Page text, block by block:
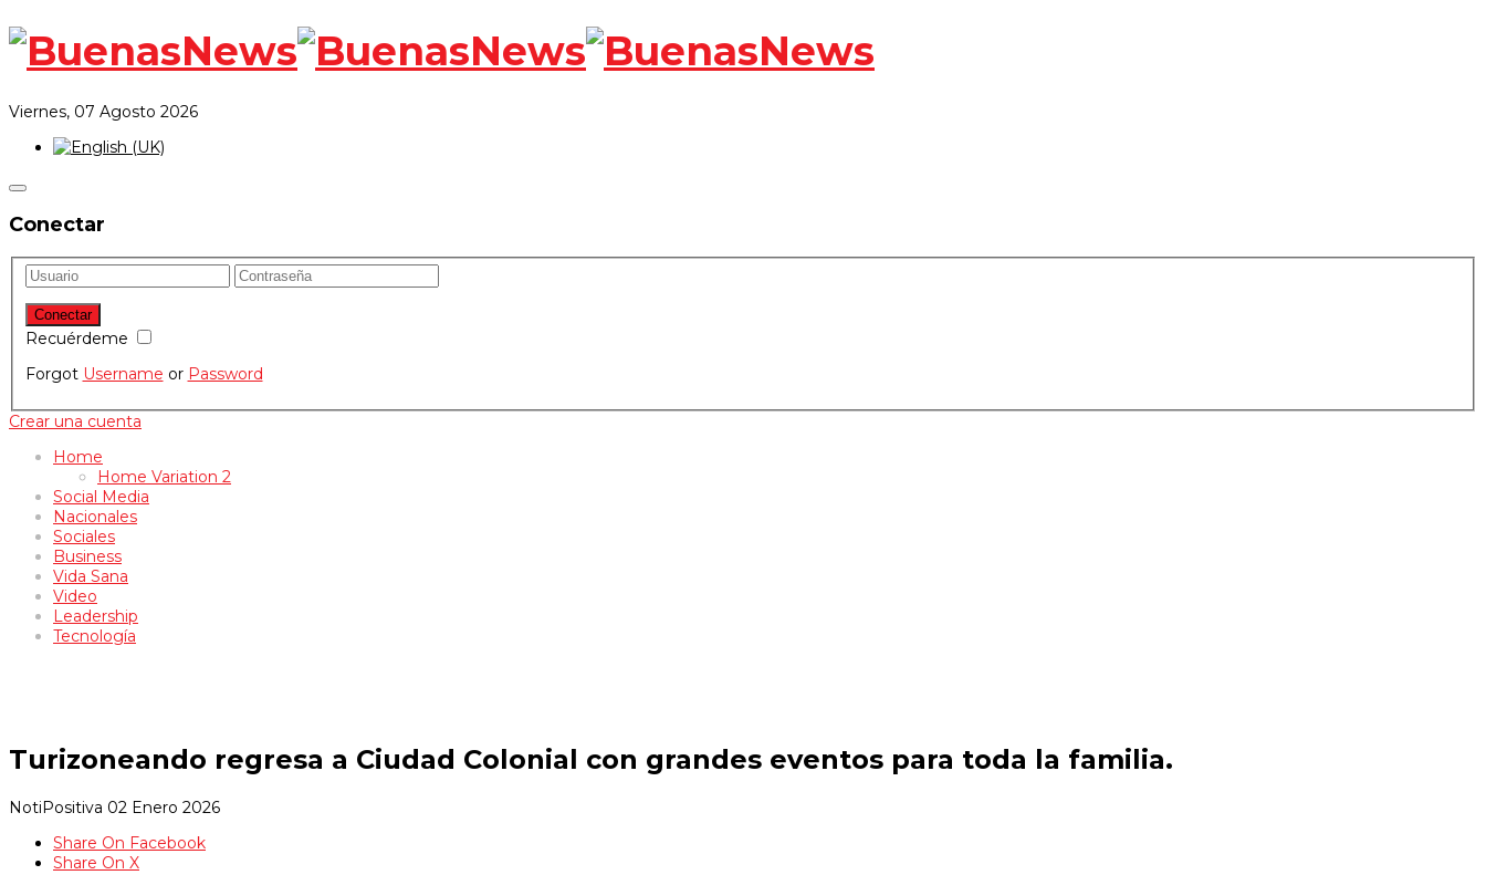
Viernes, 07 Agosto 2026
Conectar
Recuérdeme
Forgot Username or Password
Crear una cuenta
Home
Home Variation 2
Social Media
Nacionales
Sociales
Business
Vida Sana
Video
Leadership
Tecnología
Turizoneando regresa a Ciudad Colonial con grandes eventos para toda la familia.
NotiPositiva 02 Enero 2026
Share On Facebook
Share On X